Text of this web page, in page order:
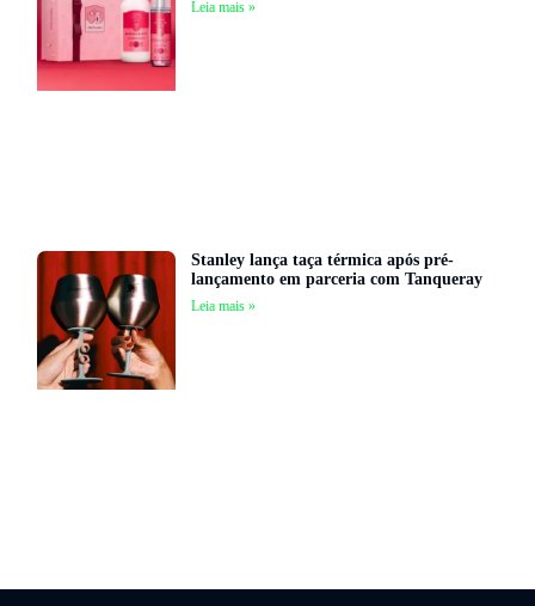
Leia mais »
Stanley lança taça térmica após pré-
lançamento em parceria com Tanqueray
Leia mais »